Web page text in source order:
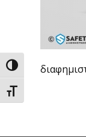
Εναλλαγή Υψηλής
Εναλλαγή